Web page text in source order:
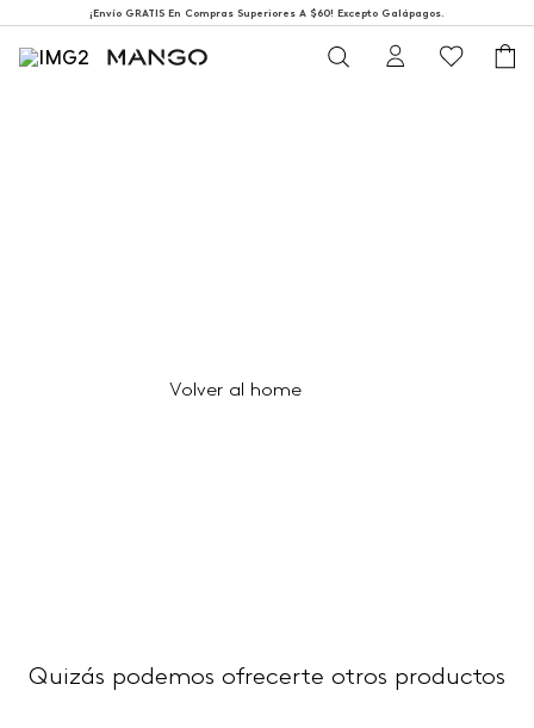
¡Envío GRATIS En Compras Superiores A $60! Excepto Galápagos.
Volver al home
Quizás podemos ofrecerte otros productos